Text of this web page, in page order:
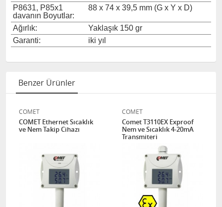
P8631, P85x1
davanın Boyutlar:
88 x 74 x 39,5 mm (G x Y x D)
Ağırlık:
Yaklaşık 150 gr
Garanti:
iki yıl
Benzer Ürünler
COMET
COMET Ethernet Sıcaklık
ve Nem Takip Cihazı
COMET
Comet T3110EX Exproof
Nem ve Sıcaklık 4-20mA
Transmiteri